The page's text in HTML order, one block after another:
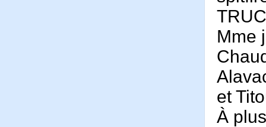
Mme
et
À